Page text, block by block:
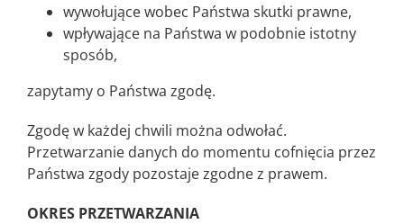
wywołujące wobec Państwa skutki prawne,
wpływające na Państwa w podobnie istotny
sposób,
zapytamy o Państwa zgodę.
Zgodę w każdej chwili można odwołać.
Przetwarzanie danych do momentu cofnięcia przez
Państwa zgody pozostaje zgodne z prawem.
OKRES PRZETWARZANIA